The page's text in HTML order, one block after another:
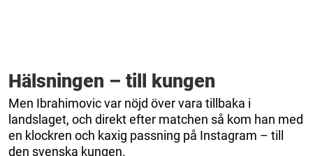
Hälsningen – till kungen
Men Ibrahimovic var nöjd över vara tillbaka i
landslaget, och direkt efter matchen så kom han med
en klockren och kaxig passning på Instagram – till
den svenska kungen.